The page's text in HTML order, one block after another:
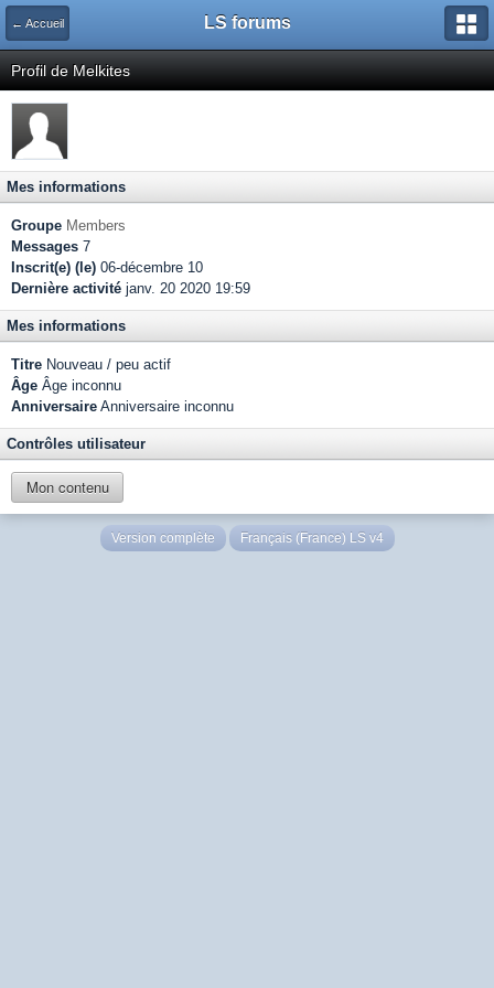
← Accueil LS forums
Profil de Melkites
Mes informations
Groupe Members
Messages 7
Inscrit(e) (le) 06-décembre 10
Dernière activité janv. 20 2020 19:59
Mes informations
Titre Nouveau / peu actif
Âge Âge inconnu
Anniversaire Anniversaire inconnu
Contrôles utilisateur
Mon contenu
Version complète Français (France) LS v4